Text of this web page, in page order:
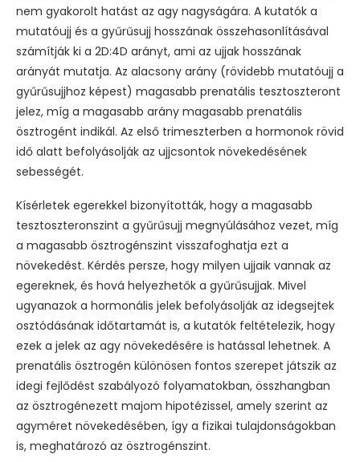
nem gyakorolt hatást az agy nagyságára. A kutatók a
mutatóujj és a gyűrűsujj hosszának összehasonlításával
számítják ki a 2D:4D arányt, ami az ujjak hosszának
arányát mutatja. Az alacsony arány (rövidebb mutatóujj a
gyűrűsujjhoz képest) magasabb prenatális tesztoszteront
jelez, míg a magasabb arány magasabb prenatális
ösztrogént indikál. Az első trimeszterben a hormonok rövid
idő alatt befolyásolják az ujjcsontok növekedésének
sebességét.
Kísérletek egerekkel bizonyították, hogy a magasabb
tesztoszteronszint a gyűrűsujj megnyúlásához vezet, míg
a magasabb ösztrogénszint visszafoghatja ezt a
növekedést. Kérdés persze, hogy milyen ujjaik vannak az
egereknek, és hová helyezhetők a gyűrűsujjak. Mivel
ugyanazok a hormonális jelek befolyásolják az idegsejtek
osztódásának időtartamát is, a kutatók feltételezik, hogy
ezek a jelek az agy növekedésére is hatással lehetnek. A
prenatális ösztrogén különösen fontos szerepet játszik az
idegi fejlődést szabályozó folyamatokban, összhangban
az ösztrogénezett majom hipotézissel, amely szerint az
agyméret növekedésében, így a fizikai tulajdonságokban
is, meghatározó az ösztrogénszint.